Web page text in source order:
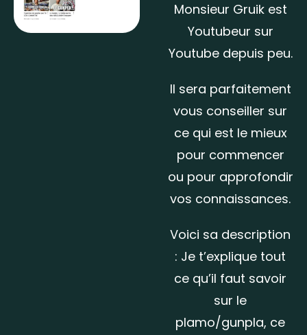
Monsieur Gruik est
Youtubeur sur
Youtube depuis peu.
Il sera parfaitement
vous conseiller sur
ce qui est le mieux
pour commencer
ou pour approfondir
vos connaissances.
Voici sa description
: Je t’explique tout
ce qu’il faut savoir
sur le
plamo/gunpla, ce